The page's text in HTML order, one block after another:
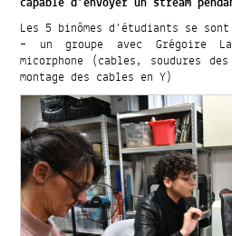
Les 5 binômes d’étudiants se
– un groupe avec Grégoire
micorphone (cables, soudures
montage des cables en Y)